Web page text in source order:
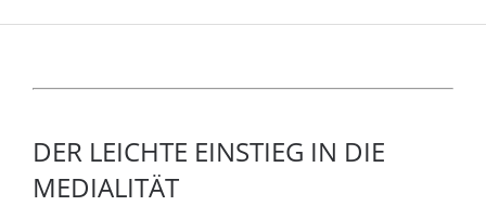
DER LEICHTE EINSTIEG IN DIE
MEDIALITÄT